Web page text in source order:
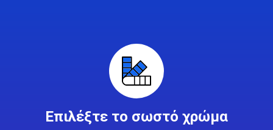
Επιλέξτε το σωστό χρώμα